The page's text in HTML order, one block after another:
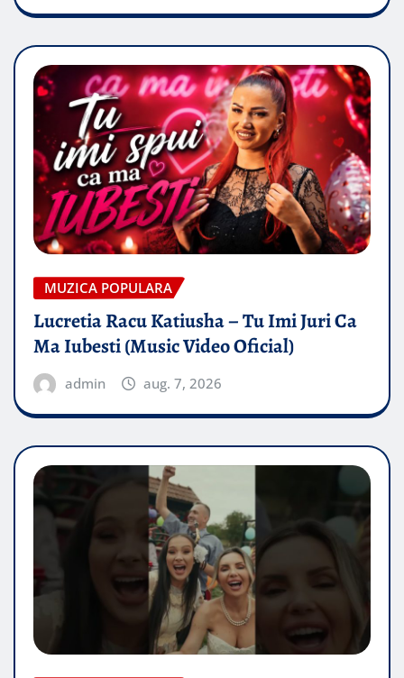
MUZICA POPULARA
Lucretia Racu Katiusha – Tu Imi Juri Ca
Ma Iubesti (Music Video Oficial)
admin aug. 7, 2026